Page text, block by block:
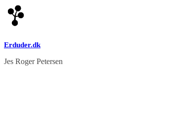
Skip
to
content
Erduder.dk
Jes Roger Petersen